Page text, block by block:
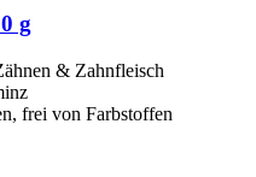
g
& Zahnfleisch
frei von Farbstoffen